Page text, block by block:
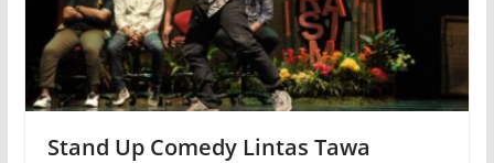
Stand Up Comedy Lintas Tawa